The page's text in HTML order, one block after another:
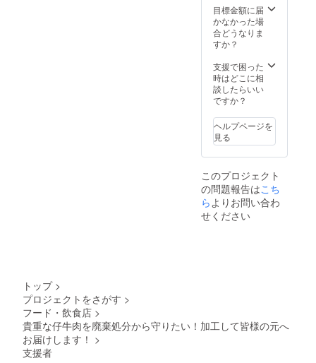
ト終了
後5月下
旬頃よ
開始さ
せてい
ただき
ます。
宅急便
でのお
届けと
なりま
賞味期
限はお
届け後
約６か
くお早
産国：
オース
トラリ
法：-18
℃以下
で保存
してく
原材
料：牛
肉（仔
牛） 添
無し ア
レル
ギー：
牛肉 ※
プロ
いただ
自然環
境の中
で育て
られた
す。仔
牛なの
でビー
フに比
臭みが
なく、
あっさ
りと食
いお肉
です。
名称：
オース
トラリ
℃以下
で保存
目標金額に届
かなかった場
合どうなりま
すか？
支援で困った
時はどこに相
談したらいい
ですか？
ヘルプページを
見る
このプロジェクト
の問題報告はこち
ら よりお問い合わ
せください
トップ >
プロジェクトをさがす >
フード・飲食店 >
貴重な仔牛肉を廃棄処分から守りたい！加工して皆様の元へ
お届けします！ >
支援者